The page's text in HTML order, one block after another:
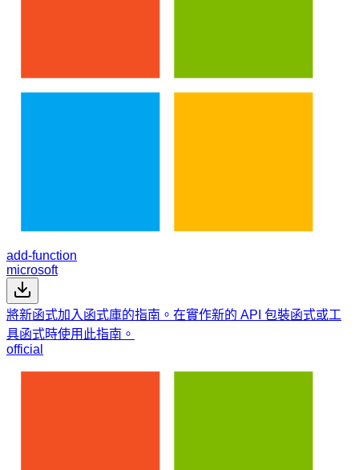
add-function
microsoft
將新函式加入函式庫的指南。在實作新的 API 包裝函式或工
具函式時使用此指南。
official